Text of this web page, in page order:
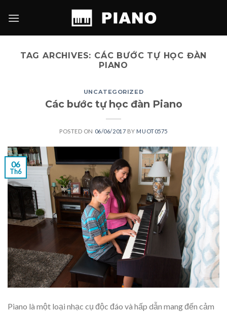
TAG ARCHIVES: CÁC BƯỚC TỰ HỌC ĐÀN
PIANO
UNCATEGORIZED
Các bước tự học đàn Piano
POSTED ON 06/06/2017 BY MUOT0575
06
Th6
Piano là một loại nhạc cụ độc đáo và hấp dẫn mang đến cảm